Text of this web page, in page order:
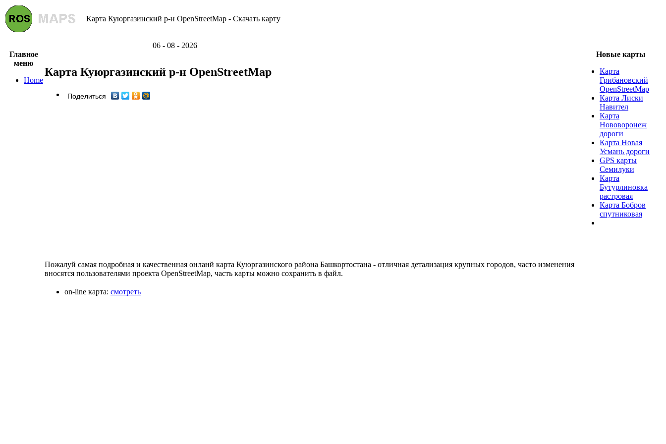
Карта Куюргазинский р-н OpenStreetMap - Скачать карту
06 - 08 - 2026
Главное
меню
Home
Карта Куюргазинский р-н OpenStreetMap
Поделиться
Пожалуй самая подробная и качественная онланй карта Куюргазинского района Башкортостана - отличная детализация крупных городов, часто изменения
вносятся пользователями проекта OpenStreetMap, часть карты можно сохранить в файл.
on-line карта: смотреть
Новые карты
Карта
Грибановский
OpenStreetMap
Карта Лиски
Навител
Карта
Нововоронеж
дороги
Карта Новая
Усмань дороги
GPS карты
Семилуки
Карта
Бутурлиновка
растровая
Карта Бобров
спутниковая